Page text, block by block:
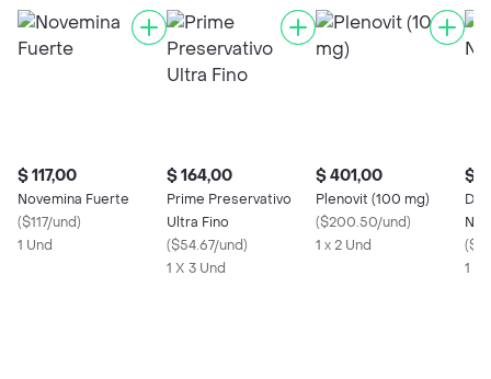
$ 117,00
Novemina Fuerte
($117/und)
1 Und
$ 164,00
Prime Preservativo
Ultra Fino
($54.67/und)
1 X 3 Und
$ 401,00
Plenovit (100 mg)
($200.50/und)
1 x 2 Und
$
Dr
(
1 X